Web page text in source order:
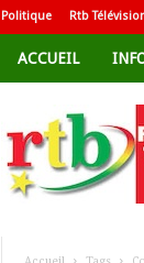
Politique Rtb
ACCUEIL
d
i